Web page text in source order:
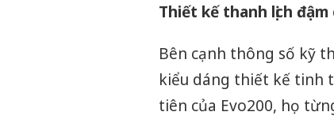
Thiết kế thanh lịch đậm
Bên cạnh thông số kỹ
kiểu dáng thiết kế tinh
tiên của Evo200, họ